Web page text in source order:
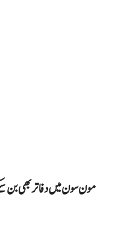
مون سون میں دفاتر بھی بن